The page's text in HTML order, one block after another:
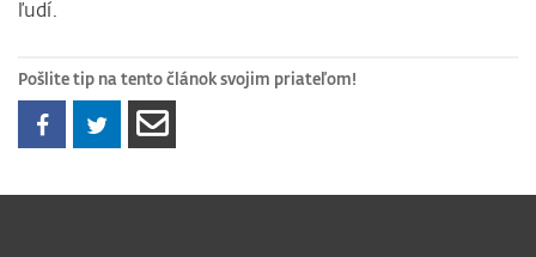
ľudí.
Pošlite tip na tento článok svojim priateľom!